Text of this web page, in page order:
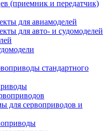
(приемник и передатчик)
для авиамоделей
для авто- и судомоделей
стандартного
для сервоприводов и